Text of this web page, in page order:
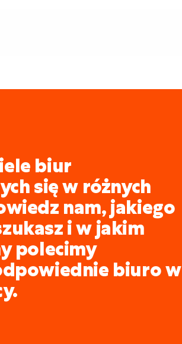
biur
się w różnych
nam, jakiego
i w jakim
polecimy
biuro w